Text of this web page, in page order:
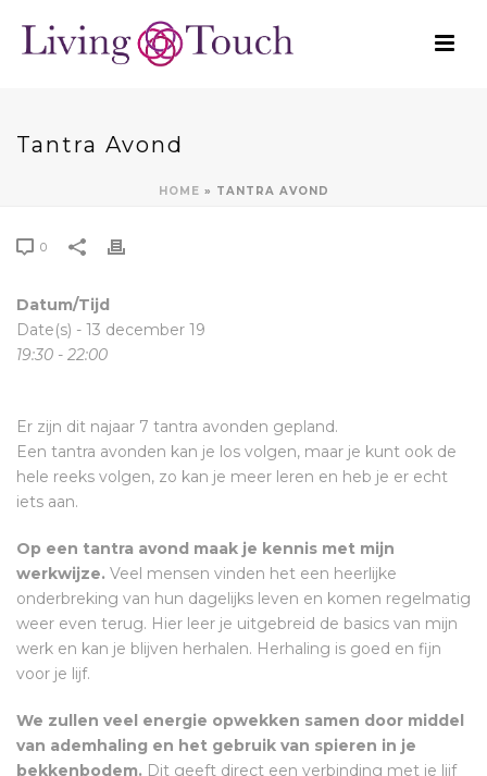
Tantra Avond
HOME » TANTRA AVOND
0
Datum/Tijd
Date(s) - 13 december 19
19:30 - 22:00
Er zijn dit najaar 7 tantra avonden gepland.
Een tantra avonden kan je los volgen, maar je kunt ook de
hele reeks volgen, zo kan je meer leren en heb je er echt
iets aan.
Op een tantra avond maak je kennis met mijn
werkwijze. Veel mensen vinden het een heerlijke
onderbreking van hun dagelijks leven en komen regelmatig
weer even terug. Hier leer je uitgebreid de basics van mijn
werk en kan je blijven herhalen. Herhaling is goed en fijn
voor je lijf.
We zullen veel energie opwekken samen door middel
van ademhaling en het gebruik van spieren in je
bekkenbodem. Dit geeft direct een verbinding met je lijf